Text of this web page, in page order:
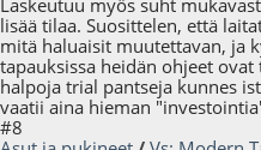
lisää tilaa. Suosittelen, että
mitä haluaisit muutettavan, ja
tapauksissa heidän ohjeet
halpoja trial pantseja kunnes
vaatii aina hieman
#8